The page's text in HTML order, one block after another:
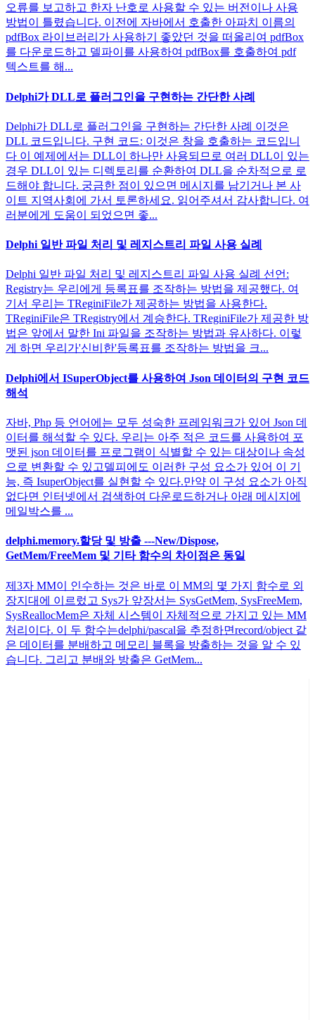
오류를 보고하고 한자 난호로 사용할 수 있는 버전이나 사용
방법이 틀렸습니다. 이전에 자바에서 호출한 아파치 이름의
pdfBox 라이브러리가 사용하기 좋았던 것을 떠올리여 pdfBox
를 다운로드하고 델파이를 사용하여 pdfBox를 호출하여 pdf
텍스트를 해...
Delphi가 DLL로 플러그인을 구현하는 간단한 사례
Delphi가 DLL로 플러그인을 구현하는 간단한 사례 이것은
DLL 코드입니다. 구현 코드: 이것은 창을 호출하는 코드입니
다 이 예제에서는 DLL이 하나만 사용되므로 여러 DLL이 있는
경우 DLL이 있는 디렉토리를 순환하여 DLL을 순차적으로 로
드해야 합니다. 궁금한 점이 있으면 메시지를 남기거나 본 사
이트 지역사회에 가서 토론하세요. 읽어주셔서 감사합니다. 여
러분에게 도움이 되었으면 좋...
Delphi 일반 파일 처리 및 레지스트리 파일 사용 실례
Delphi 일반 파일 처리 및 레지스트리 파일 사용 실례 선언:
Registry는 우리에게 등록표를 조작하는 방법을 제공했다. 여
기서 우리는 TReginiFile가 제공하는 방법을 사용한다.
TReginiFile은 TRegistry에서 계승한다. TReginiFile가 제공한 방
법은 앞에서 말한 Ini 파일을 조작하는 방법과 유사하다. 이렇
게 하면 우리가'신비한'등록표를 조작하는 방법을 크...
Delphi에서 ISuperObject를 사용하여 Json 데이터의 구현 코드
해석
자바, Php 등 언어에는 모두 성숙한 프레임워크가 있어 Json 데
이터를 해석할 수 있다. 우리는 아주 적은 코드를 사용하여 포
맷된 json 데이터를 프로그램이 식별할 수 있는 대상이나 속성
으로 변환할 수 있고델피에도 이러한 구성 요소가 있어 이 기
능, 즉 IsuperObject를 실현할 수 있다.만약 이 구성 요소가 아직
없다면 인터넷에서 검색하여 다운로드하거나 아래 메시지에
메일박스를 ...
delphi.memory.할당 및 방출 ---New/Dispose,
GetMem/FreeMem 및 기타 함수의 차이점은 동일
제3자 MM이 인수하는 것은 바로 이 MM의 몇 가지 함수로 외
장지대에 이르렀고 Sys가 앞장서는 SysGetMem, SysFreeMem,
SysReallocMem은 자체 시스템이 자체적으로 가지고 있는 MM
처리이다. 이 두 함수는delphi/pascal을 추정하면record/object 같
은 데이터를 분배하고 메모리 블록을 방출하는 것을 알 수 있
습니다. 그리고 분배와 방출은 GetMem...